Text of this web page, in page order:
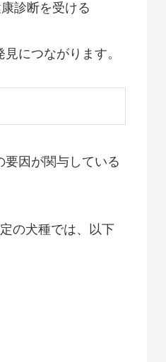
診断を受ける
につながります。
因が関与している
の犬種では、以下